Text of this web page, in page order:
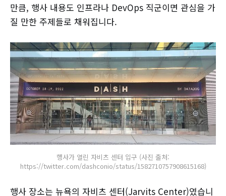
만큼, 행사 내용도 인프라나 DevOps 직군이면 관심을 가
질 만한 주제들로 채워집니다.
행사가 열린 자비츠 센터 입구 (사진 출처:
https://twitter.com/dashconio/status/1582710757908615168)
행사 장소는 뉴욕의 자비츠 센터(Jarvits Center)였습니